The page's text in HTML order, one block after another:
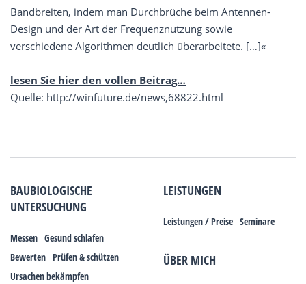
Bandbreiten, indem man Durchbrüche beim Antennen-
Design und der Art der Frequenznutzung sowie
verschiedene Algorithmen deutlich überarbeitete. […]«
lesen Sie hier den vollen Beitrag…
Quelle: http://winfuture.de/news,68822.html
BAUBIOLOGISCHE
UNTERSUCHUNG
Messen Gesund schlafen
Bewerten Prüfen & schützen
Ursachen bekämpfen
LEISTUNGEN
Leistungen / Preise Seminare
ÜBER MICH